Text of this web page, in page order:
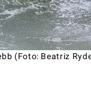
(Foto: Beatriz